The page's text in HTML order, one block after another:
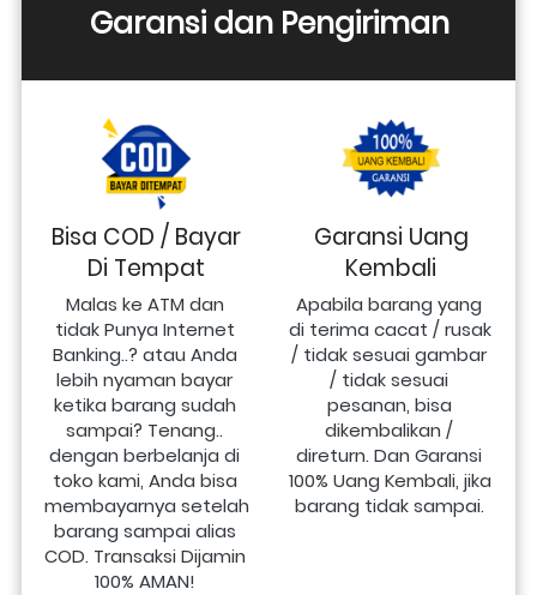
Garansi dan Pengiriman
Bisa COD / Bayar
Di Tempat
Malas ke ATM dan
tidak Punya Internet
Banking..? atau Anda
lebih nyaman bayar
ketika barang sudah
sampai? Tenang..
dengan berbelanja di
toko kami, Anda bisa
membayarnya setelah
barang sampai alias
COD. Transaksi Dijamin
100% AMAN!
Garansi Uang
Kembali
Apabila barang yang
di terima cacat / rusak
/ tidak sesuai gambar
/ tidak sesuai
pesanan, bisa
dikembalikan /
direturn. Dan Garansi
100% Uang Kembali, jika
barang tidak sampai.